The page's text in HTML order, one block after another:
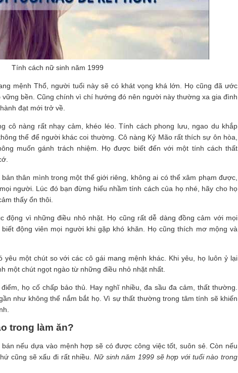
Tính cách nữ sinh năm 1999
mệnh Thổ, người tuổi này sẽ có khát vọng khá lớn. Họ cũng đã ước
bền. Cũng chính vì chí hướng đó nên người này thường xa gia đình
đạt mới trở về.
cô nàng rất nhạy cảm, khéo léo. Tính cách phong lưu, ngao du khắp
thể để người khác coi thường. Cô nàng Kỷ Mão rất thích sự ôn hòa,
muốn gánh trách nhiệm. Họ được biết đến với một tính cách thất
thân mình trong một thế giới riêng, không ai có thể xâm phạm được,
người. Lúc đó bạn đừng hiểu nhầm tính cách của họ nhé, hãy cho họ
thấy ổn thôi.
động vì những điều nhỏ nhặt. Họ cũng rất dễ dàng đồng cảm với mọi
động viên mọi người khi gặp khó khăn. Họ cũng thích mơ mộng và
một chút so với các cô gái mang mệnh khác. Khi yêu, họ luôn ỷ lại
một chút ngọt ngào từ những điều nhỏ nhặt nhất.
họ cố chấp bảo thủ. Hay nghĩ nhiều, đa sầu đa cảm, thất thường.
như không thể nắm bắt họ. Vì sự thất thường trong tâm tính sẽ khiến
trong làm ăn?
nếu dựa vào mệnh hợp sẽ có được công việc tốt, suôn sẻ. Còn nếu
cũng sẽ xấu đi rất nhiều. Nữ sinh năm 1999 sẽ hợp với tuổi nào trong